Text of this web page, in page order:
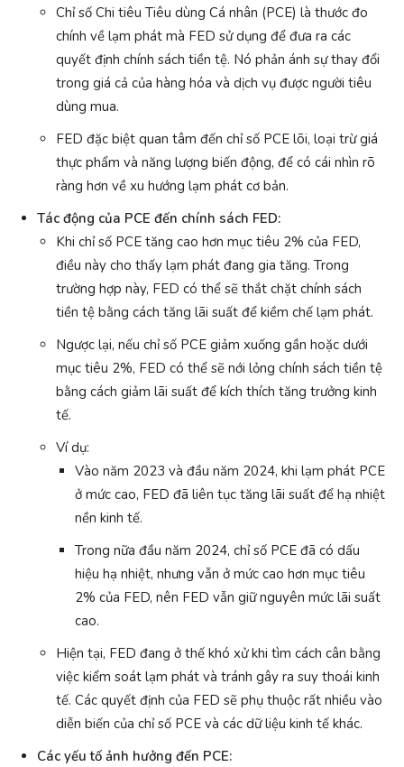
Chỉ số Chi tiêu Tiêu dùng Cá nhân (PCE) là thước đo
chính về lạm phát mà FED sử dụng để đưa ra các
quyết định chính sách tiền tệ. Nó phản ánh sự thay đổi
trong giá cả của hàng hóa và dịch vụ được người tiêu
dùng mua.
FED đặc biệt quan tâm đến chỉ số PCE lõi, loại trừ giá
thực phẩm và năng lượng biến động, để có cái nhìn rõ
ràng hơn về xu hướng lạm phát cơ bản.
Tác động của PCE đến chính sách FED:
Khi chỉ số PCE tăng cao hơn mục tiêu 2% của FED,
điều này cho thấy lạm phát đang gia tăng. Trong
trường hợp này, FED có thể sẽ thắt chặt chính sách
tiền tệ bằng cách tăng lãi suất để kiềm chế lạm phát.
Ngược lại, nếu chỉ số PCE giảm xuống gần hoặc dưới
mục tiêu 2%, FED có thể sẽ nới lỏng chính sách tiền tệ
bằng cách giảm lãi suất để kích thích tăng trưởng kinh
tế.
Ví dụ:
Vào năm 2023 và đầu năm 2024, khi lạm phát PCE
ở mức cao, FED đã liên tục tăng lãi suất để hạ nhiệt
nền kinh tế.
Trong nữa đầu năm 2024, chỉ số PCE đã có dấu
hiệu hạ nhiệt, nhưng vẫn ở mức cao hơn mục tiêu
2% của FED, nên FED vẫn giữ nguyên mức lãi suất
cao.
Hiện tại, FED đang ở thế khó xử khi tìm cách cân bằng
việc kiểm soát lạm phát và tránh gây ra suy thoái kinh
tế. Các quyết định của FED sẽ phụ thuộc rất nhiều vào
diễn biến của chỉ số PCE và các dữ liệu kinh tế khác.
Các yếu tố ảnh hưởng đến PCE: